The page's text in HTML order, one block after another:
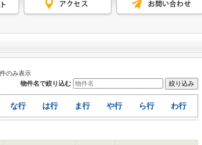
のみ表示
物件名で絞り込む
な行 は行 ま行 や行 ら行 わ行